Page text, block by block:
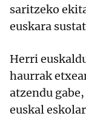
saritzeko
euskara
Herri
haurrak
atzendu
euskal